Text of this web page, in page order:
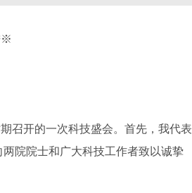
※
开的一次科技盛会。首先，我代表
院院士和广大科技工作者致以诚挚